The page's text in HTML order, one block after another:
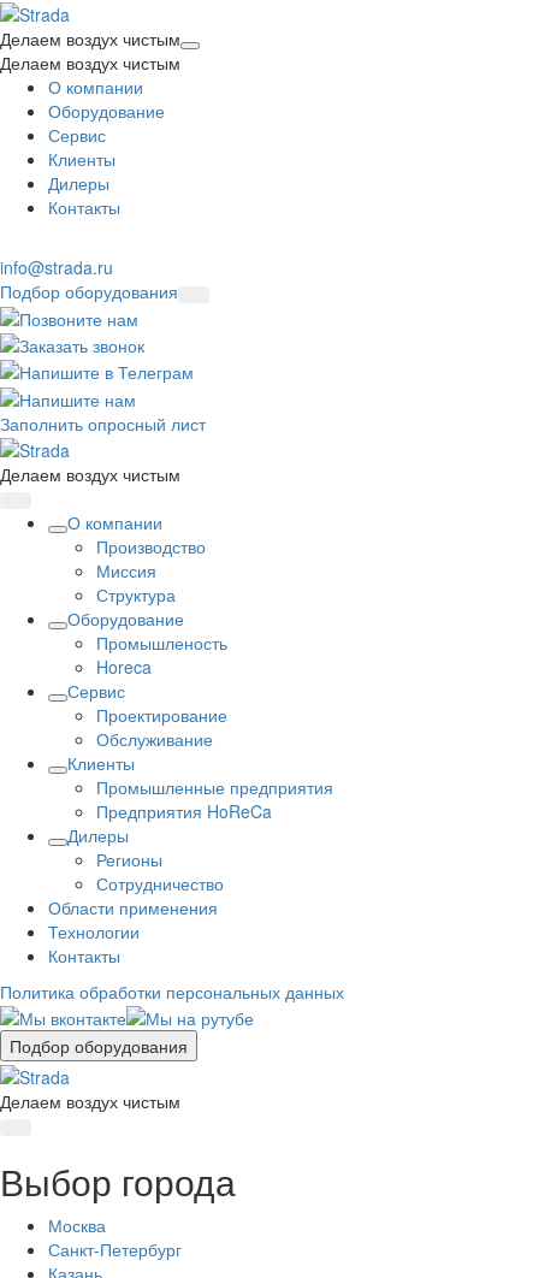
Делаем воздух чистым
Делаем воздух чистым
О компании
Оборудование
Сервис
Клиенты
Дилеры
Контакты
info@strada.ru
Подбор оборудования
Заполнить опросный лист
Делаем воздух чистым
О компании
Производство
Миссия
Структура
Оборудование
Промышленость
Horeca
Сервис
Проектирование
Обслуживание
Клиенты
Промышленные предприятия
Предприятия HoReCa
Дилеры
Регионы
Сотрудничество
Области применения
Технологии
Контакты
Политика обработки персональных данных
Подбор оборудования
Делаем воздух чистым
Выбор города
Москва
Санкт-Петербург
Казань